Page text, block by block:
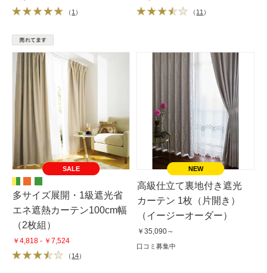
（ 1 ） （ 11 ）
SALE
多サイズ展開・1級遮光省
エネ遮熱カーテン100cm幅
（2枚組）
￥4,818 - ￥7,524
（ 14）
高級仕立て裏地付き遮光
カーテン 1枚（片開き）
（イージーオーダー）
￥35,090～
口コミ募集中